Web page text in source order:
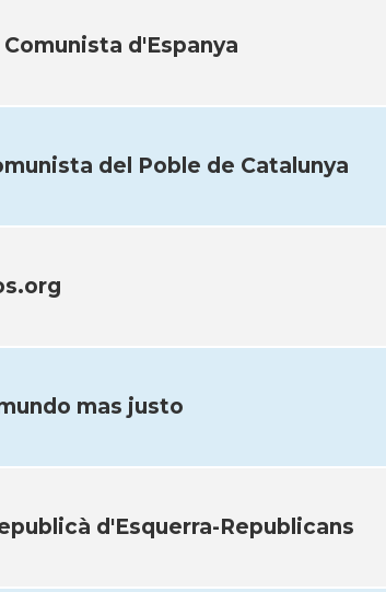
d'Espanya
del Poble de Catalunya
mas justo
d'Esquerra-Republicans